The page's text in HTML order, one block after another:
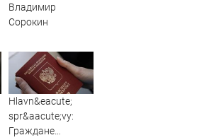
Владимир
Сорокин
Hlavn&eacute;
spr&aacute;vy:
Граждане